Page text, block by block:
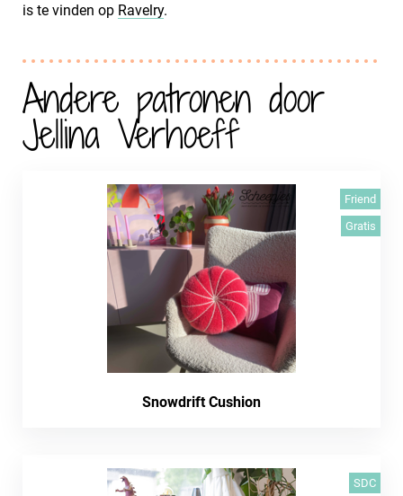
is te vinden op Ravelry.
Andere patronen door
Jellina Verhoeff
Friend
Gratis
Snowdrift Cushion
SDC